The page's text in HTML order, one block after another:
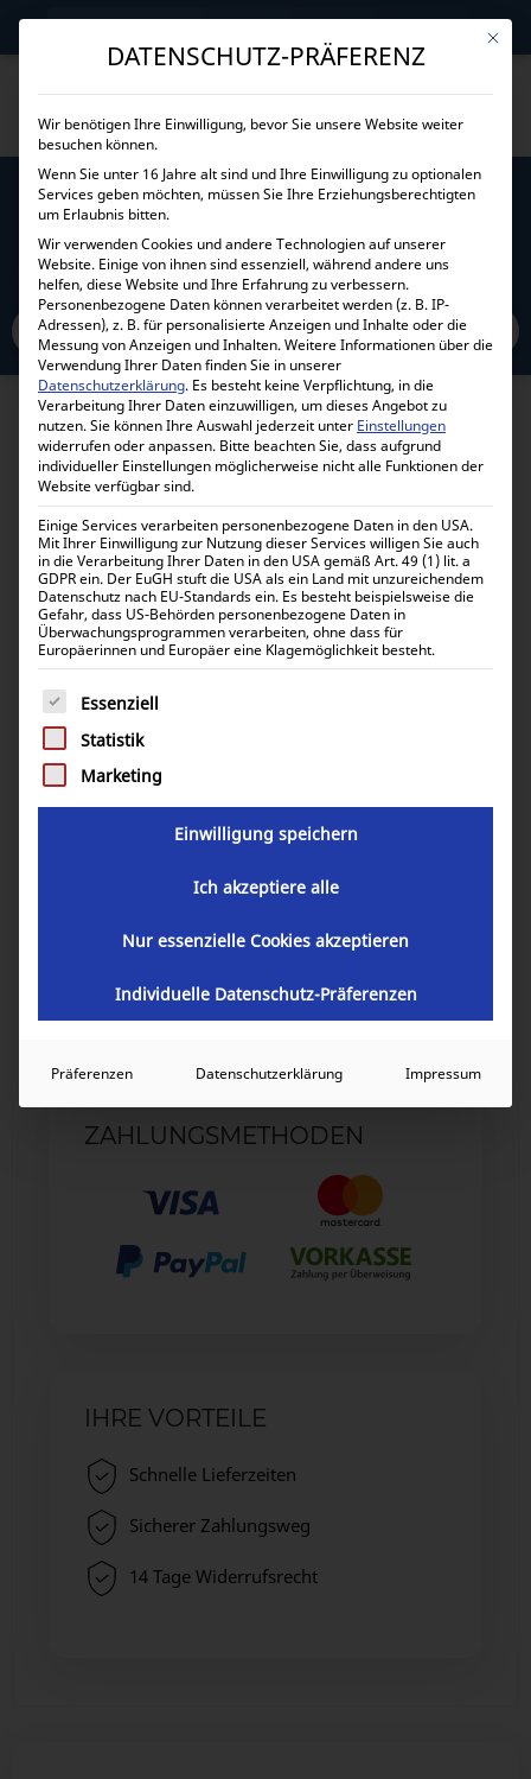
→
TEMPERATURSCHALTER 130°C
Home Alle Produkte Stromerzeuger und Ersatzteile
Temperaturschalter 130°C
51,28 inkl. 0% MwSt.
61,02 € inkl. 19% MwSt.
Temperaturschalter 130°C
36402
ZAHLUNGSMETHODEN
IHRE VORTEILE
Schnelle Lieferzeiten
Sicherer Zahlungsweg
14 Tage Widerrufsrecht
Mit
DATENSCHUTZ-PRÄFERENZ
Wir benötigen Ihre Einwilligung, bevor Sie unsere Website weiter
besuchen können.
Wenn Sie unter 16 Jahre alt sind und Ihre Einwilligung zu optionalen
Services geben möchten, müssen Sie Ihre Erziehungsberechtigten
um Erlaubnis bitten.
Wir verwenden Cookies und andere Technologien auf unserer
Website. Einige von ihnen sind essenziell, während andere uns
helfen, diese Website und Ihre Erfahrung zu verbessern.
Personenbezogene Daten können verarbeitet werden (z. B. IP-
Adressen), z. B. für personalisierte Anzeigen und Inhalte oder die
Messung von Anzeigen und Inhalten.Weitere Informationen über die
Verwendung Ihrer Daten finden Sie in unserer
Datenschutzerklärung. Es besteht keine Verpflichtung, in die
Verarbeitung Ihrer Daten einzuwilligen, um dieses Angebot zu
nutzen.Sie können Ihre Auswahl jederzeit unter Einstellungen
widerrufen oder anpassen. Bitte beachten Sie, dass aufgrund
individueller Einstellungen möglicherweise nicht alle Funktionen der
Website verfügbar sind.
Einige Services verarbeiten personenbezogene Daten in den USA.
Mit Ihrer Einwilligung zur Nutzung dieser Services willigen Sie auch
in die Verarbeitung Ihrer Daten in den USA gemäß Art. 49 (1) lit. a
GDPR ein. Der EuGH stuft die USA als ein Land mit unzureichendem
Datenschutz nach EU-Standards ein. Es besteht beispielsweise die
Gefahr, dass US-Behörden personenbezogene Daten in
Überwachungsprogrammen verarbeiten, ohne dass für
Europäerinnen und Europäer eine Klagemöglichkeit besteht.
Es folgt eine Liste der Service-Gruppen, für die eine
Essenziell
Statistik
Marketing
Einwilligung speichern
Ich akzeptiere alle
Nur essenzielle Cookies akzeptieren
Individuelle Datenschutz-Präferenzen
Präferenzen Datenschutzerklärung Impressum